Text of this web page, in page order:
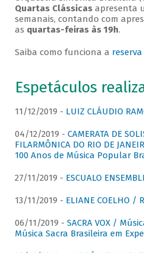
Quartas Clássicasapresenta
semanais, contando com
as quartas-feiras às 19h.
Saiba como funciona a
Espetáculos
11/12/2019 - LUIZ CLÁUDIO
04/12/2019 - CAMERATA DE
FILARMÔNICA DO RIO DE
100 Anos de Música Popular
27/11/2019 - ESCUALO
13/11/2019 - ELIANE COELHO /
06/11/2019 - SACRA VOX /
Música Sacra Brasileira em